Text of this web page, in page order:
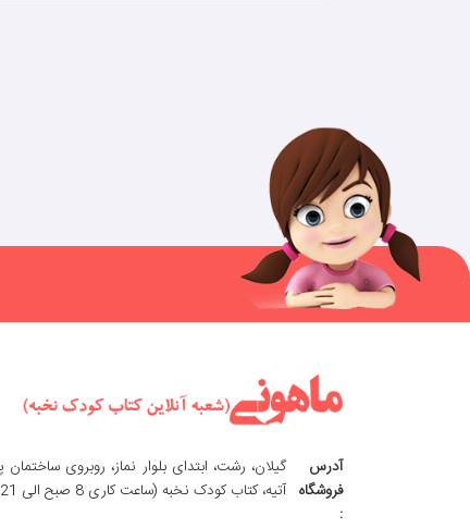
آدرس
فروشگاه
:
گیلان، رشت، ابتدای بلوار نماز، روبروی ساختمان
آتیه، کتاب کودک نخبه (ساعت کاری 8 صبح الی 21)